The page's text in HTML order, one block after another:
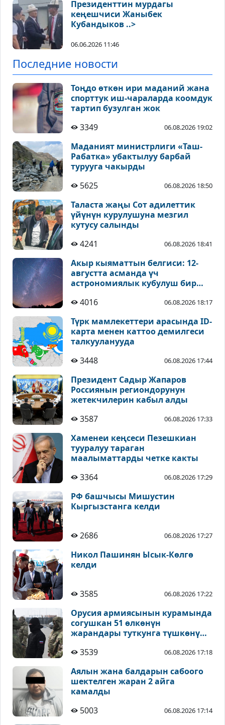
Президенттин мурдагы
кеңешчиси Жаныбек
Кубандыков ..>
06.06.2026 11:46
Последние новости
Тоңдо өткөн ири маданий жана
спорттук иш-чараларда коомдук
тартип бузулган жок
3349
06.08.2026 19:02
Маданият министрлиги «Таш-
Рабатка» убактылуу барбай
турууга чакырды
5625
06.08.2026 18:50
Таласта жаңы Сот адилеттик
үйүнүн курулушуна мезгил
кутусу салынды
4241
06.08.2026 18:41
Акыр кыяматтын белгиси: 12-
августта асманда үч
астрономиялык кубулуш бир
4016
06.08.2026 18:17
Түрк мамлекеттери арасында ID-
карта менен каттоо демилгеси
талкууланууда
3448
06.08.2026 17:44
Президент Садыр Жапаров
Россиянын региондорунун
жетекчилерин кабыл алды
3587
06.08.2026 17:33
Хаменеи кеңсеси Пезешкиан
тууралуу тараган
маалыматтарды четке какты
3364
06.08.2026 17:29
РФ башчысы Мишустин
Кыргызстанга келди
2686 06.08.2026 17:27
Никол Пашинян Ысык-Көлгө
келди
3585 06.08.2026 17:22
Орусия армиясынын курамында
согушкан 51 өлкөнүн
жарандары туткунга түшкөнү
3539
06.08.2026 17:18
Аялын жана балдарын сабоого
шектелген жаран 2 айга
камалды
5003
06.08.2026 17:14